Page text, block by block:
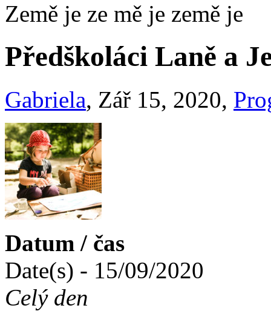
Země je ze mě je země je
Předškoláci Laně a
Gabriela, Zář 15, 2020,
Datum / čas
Date(s) - 15/09/2020
Celý den